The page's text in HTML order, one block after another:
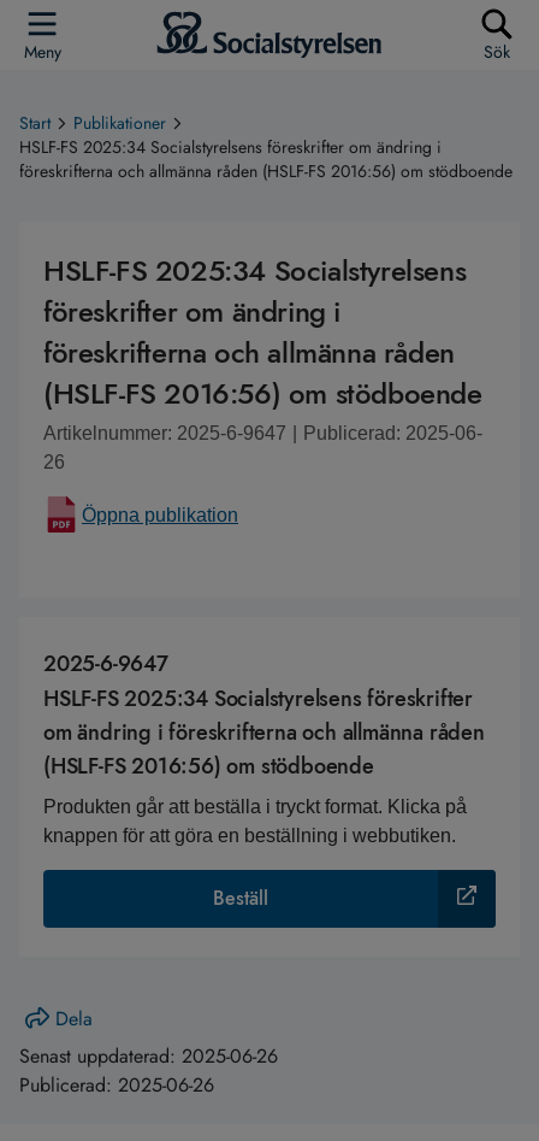
Meny Sök
Start
Publikationer
HSLF-FS 2025:34 Socialstyrelsens föreskrifter om ändring i
föreskrifterna och allmänna råden (HSLF-FS 2016:56) om stödboende
HSLF-FS 2025:34 Socialstyrelsens
föreskrifter om ändring i
föreskrifterna och allmänna råden
(HSLF-FS 2016:56) om stödboende
Artikelnummer: 2025-6-9647
Publicerad: 2025-06-
26
Öppna publikation
2025-6-9647
HSLF-FS 2025:34 Socialstyrelsens föreskrifter
om ändring i föreskrifterna och allmänna råden
(HSLF-FS 2016:56) om stödboende
Produkten går att beställa i tryckt format. Klicka på
knappen för att göra en beställning i webbutiken.
Beställ
Dela
Senast uppdaterad: 2025-06-26
Publicerad: 2025-06-26